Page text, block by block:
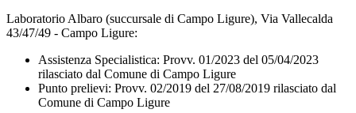
Laboratorio Albaro (succursale di Campo Ligure), Via Vallecalda
43/47/49 - Campo Ligure:
Assistenza Specialistica: Provv. 01/2023 del 05/04/2023
rilasciato dal Comune di Campo Ligure
Punto prelievi: Provv. 02/2019 del 27/08/2019 rilasciato dal
Comune di Campo Ligure